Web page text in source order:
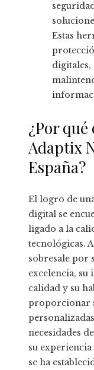
Estas
digitales,
¿Por
Adaptix
España?
El logro de
digital se
ligado a la
tecnológicas.
sobresale por
excelencia, su
calidad y su
proporcionar
necesidades
su
se ha